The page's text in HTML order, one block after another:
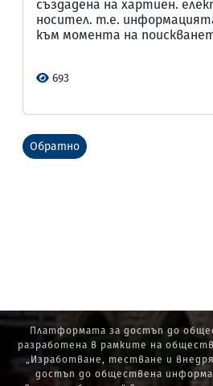
създадена на хартиен.
носител. т.е.
към момента на
693
Обратно
Платформата за достъп до
разработена в рамките на
„Изработване, тестване и
достъп до обществена